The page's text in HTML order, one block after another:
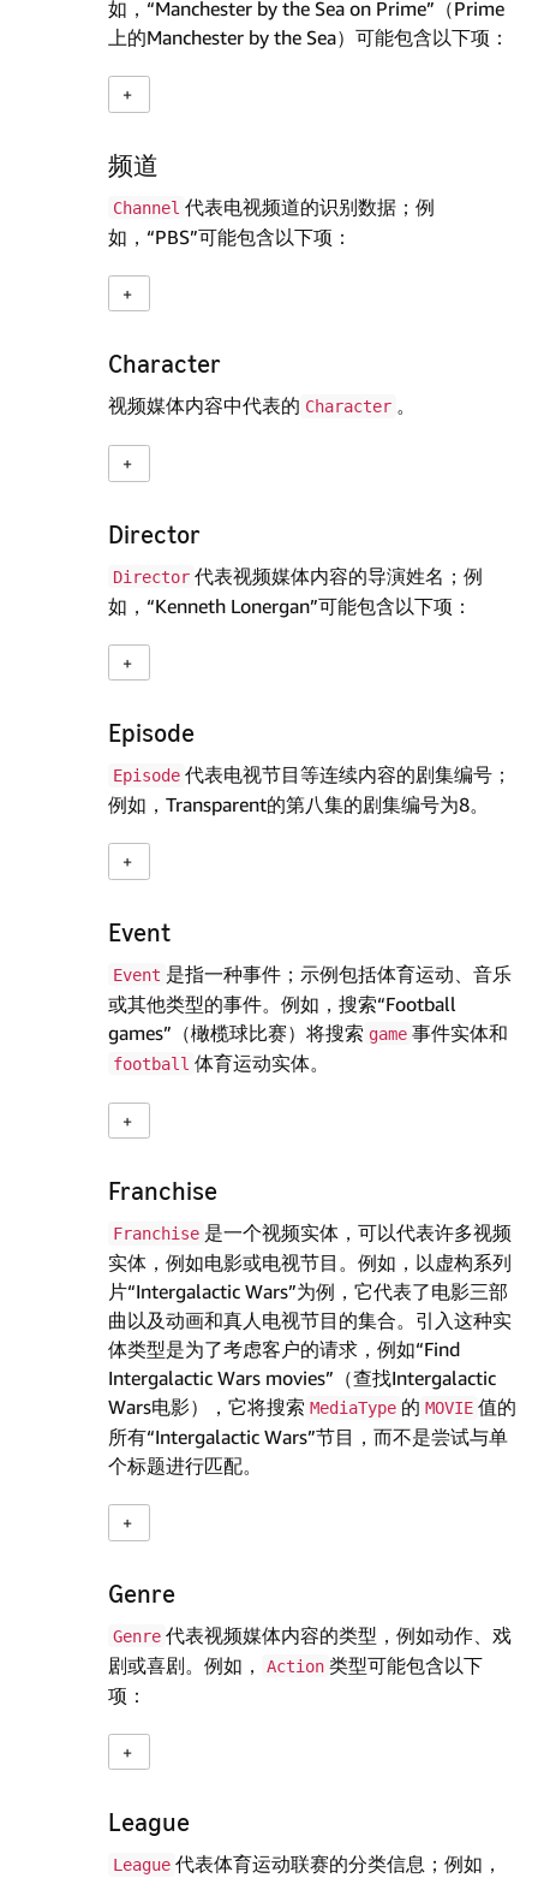
如，“Manchester by the Sea on Prime”（Prime
上的Manchester by the Sea）可能包含以下项：
频道
Channel 代表电视频道的识别数据；例
如，“PBS”可能包含以下项：
Character
视频媒体内容中代表的 Character 。
Director
Director 代表视频媒体内容的导演姓名；例
如，“Kenneth Lonergan”可能包含以下项：
Episode
Episode 代表电视节目等连续内容的剧集编号；
例如，Transparent的第八集的剧集编号为8。
Event
Event 是指一种事件；示例包括体育运动、音乐
或其他类型的事件。例如，搜索“Football
games”（橄榄球比赛）将搜索 game 事件实体和
football 体育运动实体。
Franchise
Franchise 是一个视频实体，可以代表许多视频
实体，例如电影或电视节目。例如，以虚构系列
片“Intergalactic Wars”为例，它代表了电影三部
曲以及动画和真人电视节目的集合。引入这种实
体类型是为了考虑客户的请求，例如“Find
Intergalactic Wars movies”（查找Intergalactic
Wars电影），它将搜索 MediaType 的 MOVIE 值的
所有“Intergalactic Wars”节目，而不是尝试与单
个标题进行匹配。
Genre
Genre 代表视频媒体内容的类型，例如动作、戏
剧或喜剧。例如，
Action 类型可能包含以下
项：
League
League 代表体育运动联赛的分类信息；例如，